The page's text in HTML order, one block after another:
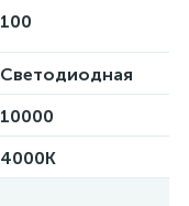
100
Светодиодная
10000
4000K